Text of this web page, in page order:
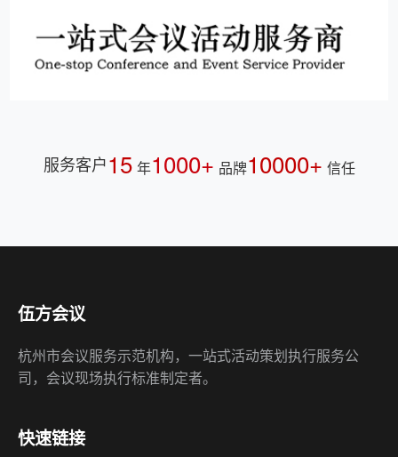
服务客户15 年1000+ 品牌10000+ 信任
会议服务
公关策划
会展监理